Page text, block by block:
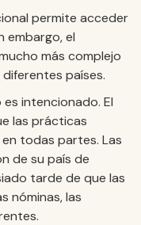
permite acceder
embargo, el
más complejo
países.
intencionado. El
las prácticas
todas partes. Las
de su país de
tarde de que las
nóminas, las